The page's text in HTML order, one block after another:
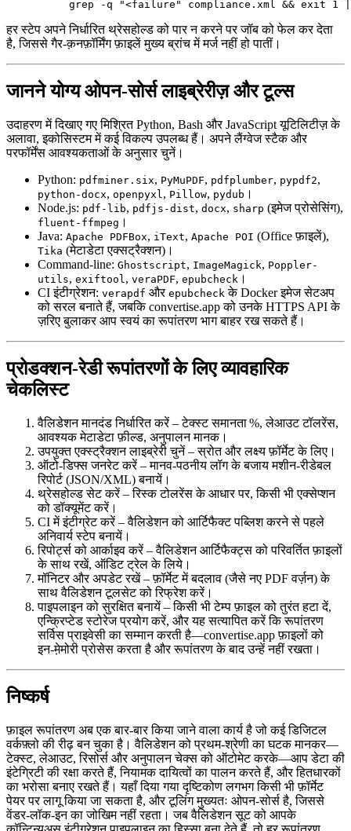
हर स्टेप अपने निर्धारित थ्रेसहोल्ड को पार न करने पर जॉब को फेल कर देता
है, जिससे गैर‑क़नफ़ॉर्मिंग फ़ाइलें मुख्य ब्रांच में मर्ज नहीं हो पातीं।
जानने योग्य ओपन‑सोर्स लाइब्रेरीज़ और टूल्स
उदाहरण में दिखाए गए मिश्रित Python, Bash और JavaScript यूटिलिटीज़ के
अलावा, इकोसिस्टम में कई विकल्प उपलब्ध हैं। अपने लैंग्वेज स्टैक और
परफॉर्मेंस आवश्यकताओं के अनुसार चुनें।
Python: pdfminer.six, PyMuPDF, pdfplumber, pypdf2,
python-docx, openpyxl, Pillow, pydub ।
Node.js: pdf-lib, pdfjs-dist, docx, sharp (इमेज प्रोसेसिंग),
fluent-ffmpeg ।
Java: Apache PDFBox, iText, Apache POI (Office फ़ाइलें),
Tika (मेटाडेटा एक्सट्रैक्शन)।
Command‑line: Ghostscript, ImageMagick, Poppler-
utils, exiftool, veraPDF, epubcheck ।
CI इंटीग्रेशन: verapdf और epubcheck के Docker इमेज सेटअप
को सरल बनाते हैं, जबकिconvertise.appको उनके HTTPS API के
ज़रिए बुलाकर आप स्वयं का रूपांतरण भाग बाहर रख सकते हैं।
प्रोडक्शन‑रेडी रूपांतरणों के लिए व्यावहारिक
चेकलिस्ट
वैलिडेशन मानदंड निर्धारित करें– टेक्स्ट समानता %, लेआउट टॉलरेंस,
आवश्यक मेटाडेटा फ़ील्ड, अनुपालन मानक।
उपयुक्त एक्स्ट्रैक्शन लाइब्रेरी चुनें– स्रोत और लक्ष्य फ़ॉर्मेट के लिए।
ऑटो‑डिफ्स जनरेट करें– मानव‑पठनीय लॉग के बजाय मशीन‑रीडेबल
रिपोर्ट (JSON/XML) बनायें।
थ्रेसहोल्ड सेट करें– रिस्क टोलरेंस के आधार पर, किसी भी एक्सेप्शन
को डॉक्यूमेंट करें।
CI में इंटीग्रेट करें– वैलिडेशन को आर्टिफैक्ट पब्लिश करने से पहले
अनिवार्य स्टेप बनायें।
रिपोर्ट्स को आर्काइव करें– वैलिडेशन आर्टिफैक्ट्स को परिवर्तित फ़ाइलों
के साथ रखें, ऑडिट ट्रेल के लिये।
मॉनिटर और अपडेट रखें– फ़ॉर्मेट में बदलाव (जैसे नए PDF वर्ज़न) के
साथ वैलिडेशन टूलसेट को रिफ्रेश करें।
पाइपलाइन को सुरक्षित बनायें – किसी भी टेम्प फ़ाइल को तुरंत हटा दें,
एन्क्रिप्टेड स्टोरेज प्रयोग करें, और यह सत्यापित करें कि रूपांतरण
सर्विस प्राइवेसी का सम्मान करती है—convertise.appफ़ाइलों को
इन‑मे़मोरी प्रोसेस करता है और रूपांतरण के बाद उन्हें नहीं रखता।
निष्कर्ष
फ़ाइल रूपांतरण अब एक बार‑बार किया जाने वाला कार्य है जो कई डिजिटल
वर्कफ़्लो की रीढ़ बन चुका है। वैलिडेशन को प्रथम‑श्रेणी का घटक मानकर—
टेक्स्ट, लेआउट, रिसोर्स और अनुपालन चेक्स को ऑटोमेट करके—आप डेटा की
इंटेग्रिटी की रक्षा करते हैं, नियामक दायित्वों का पालन करते हैं, और हितधारकों
का भरोसा बनाए रखते हैं। यहाँ दिया गया दृष्टिकोण लगभग किसी भी फ़ॉर्मेट
पेयर पर लागू किया जा सकता है, और टूलिंग मुख्यतः ओपन‑सोर्स है, जिससे
वेंडर‑लॉक‑इन का जोखिम नहीं रहता। जब वैलिडेशन सूट को आपके